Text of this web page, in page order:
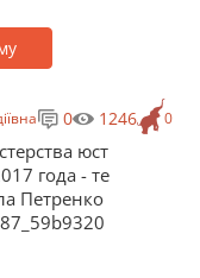
0
0 1246